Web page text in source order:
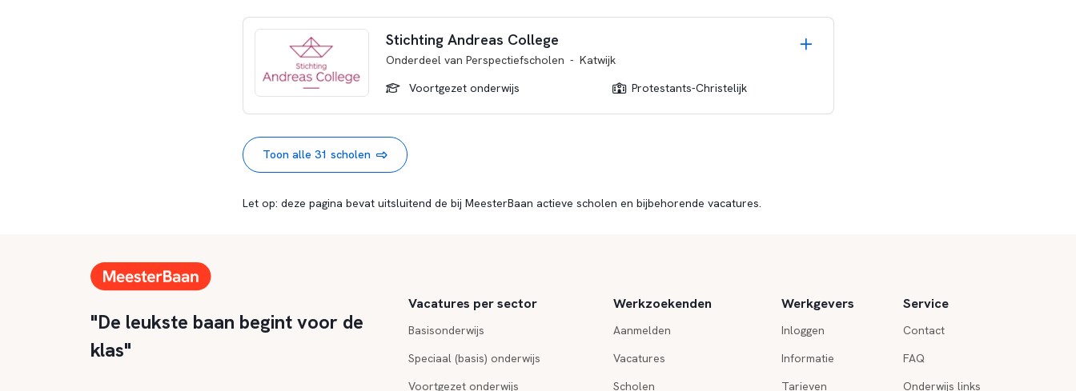
Stichting Andreas College
Onderdeel van Perspectiefscholen - Katwijk
Voortgezet onderwijs
Protestants-Christelijk
Toon alle 31 scholen
Let op: deze pagina bevat uitsluitend de bij MeesterBaan actieve scholen en bijbehorende vacatures.
"De leukste baan begint voor de
klas"
Vacatures per sector
Basisonderwijs
Speciaal (basis) onderwijs
Voortgezet onderwijs
Werkzoekenden
Aanmelden
Vacatures
Scholen
Werkgevers
Inloggen
Informatie
Tarieven
Service
Contact
FAQ
Onderwijs links